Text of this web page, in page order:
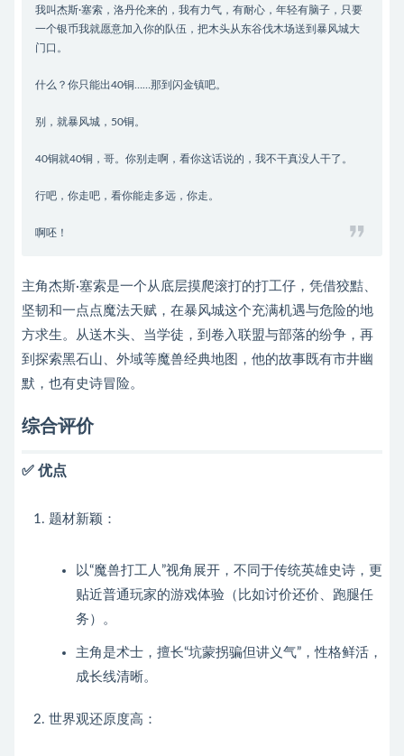
我叫杰斯·塞索，洛丹伦来的，我有力气，有耐心，年轻有脑子，只要
一个银币我就愿意加入你的队伍，把木头从东谷伐木场送到暴风城大
门口。
什么？你只能出40铜……那到闪金镇吧。
别，就暴风城，50铜。
40铜就40铜，哥。你别走啊，看你这话说的，我不干真没人干了。
行吧，你走吧，看你能走多远，你走。
啊呸！
主角杰斯·塞索是一个从底层摸爬滚打的打工仔，凭借狡黠、
坚韧和一点点魔法天赋，在暴风城这个充满机遇与危险的地
方求生。从送木头、当学徒，到卷入联盟与部落的纷争，再
到探索黑石山、外域等魔兽经典地图，他的故事既有市井幽
默，也有史诗冒险。
综合评价
✅ 优点
题材新颖：
以“魔兽打工人”视角展开，不同于传统英雄史诗，更
贴近普通玩家的游戏体验（比如讨价还价、跑腿任
务）。
主角是术士，擅长“坑蒙拐骗但讲义气”，性格鲜活，
成长线清晰。
世界观还原度高：